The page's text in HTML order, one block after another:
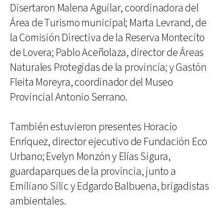
Disertaron Malena Aguilar, coordinadora del
Área de Turismo municipal; Marta Levrand, de
la Comisión Directiva de la Reserva Montecito
de Lovera; Pablo Aceñolaza, director de Áreas
Naturales Protegidas de la provincia; y Gastón
Fleita Moreyra, coordinador del Museo
Provincial Antonio Serrano.
También estuvieron presentes Horacio
Enríquez, director ejecutivo de Fundación Eco
Urbano; Evelyn Monzón y Elías Sigura,
guardaparques de la provincia, junto a
Emiliano Silic y Edgardo Balbuena, brigadistas
ambientales.